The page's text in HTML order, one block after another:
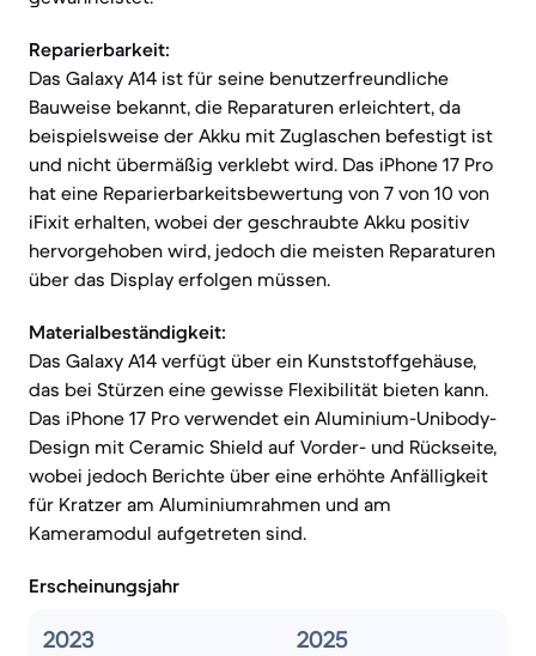
Reparierbarkeit:
Das Galaxy A14 ist für seine benutzerfreundliche
Bauweise bekannt, die Reparaturen erleichtert, da
beispielsweise der Akku mit Zuglaschen befestigt ist
und nicht übermäßig verklebt wird. Das iPhone 17 Pro
hat eine Reparierbarkeitsbewertung von 7 von 10 von
iFixit erhalten, wobei der geschraubte Akku positiv
hervorgehoben wird, jedoch die meisten Reparaturen
über das Display erfolgen müssen.
Materialbeständigkeit:
Das Galaxy A14 verfügt über ein Kunststoffgehäuse,
das bei Stürzen eine gewisse Flexibilität bieten kann.
Das iPhone 17 Pro verwendet ein Aluminium-Unibody-
Design mit Ceramic Shield auf Vorder- und Rückseite,
wobei jedoch Berichte über eine erhöhte Anfälligkeit
für Kratzer am Aluminiumrahmen und am
Kameramodul aufgetreten sind.
Erscheinungsjahr
2023 2025